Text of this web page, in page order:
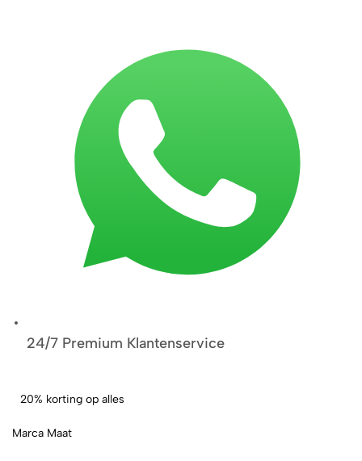
24/7 Premium Klantenservice
20% korting op alles
Marca Maat